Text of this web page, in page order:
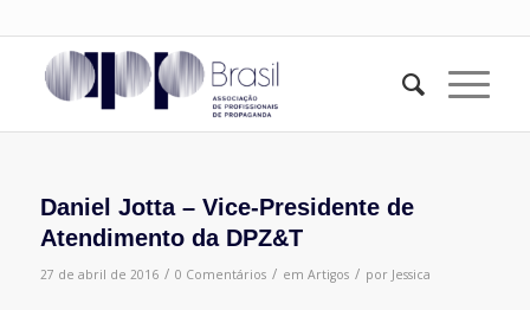
Daniel Jotta – Vice-Presidente de
Atendimento da DPZ&T
27 de abril de 2016 / 0 Comentários / em Artigos / por Jessica